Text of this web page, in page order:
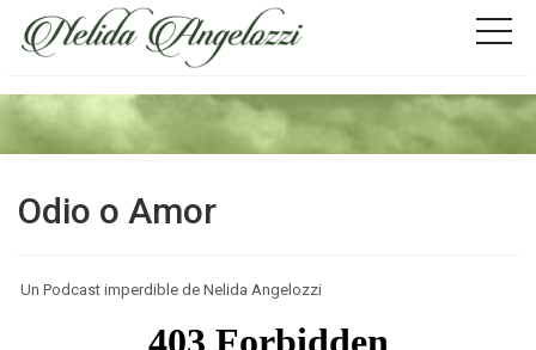
Odio o Amor
Un Podcast imperdible de Nelida Angelozzi